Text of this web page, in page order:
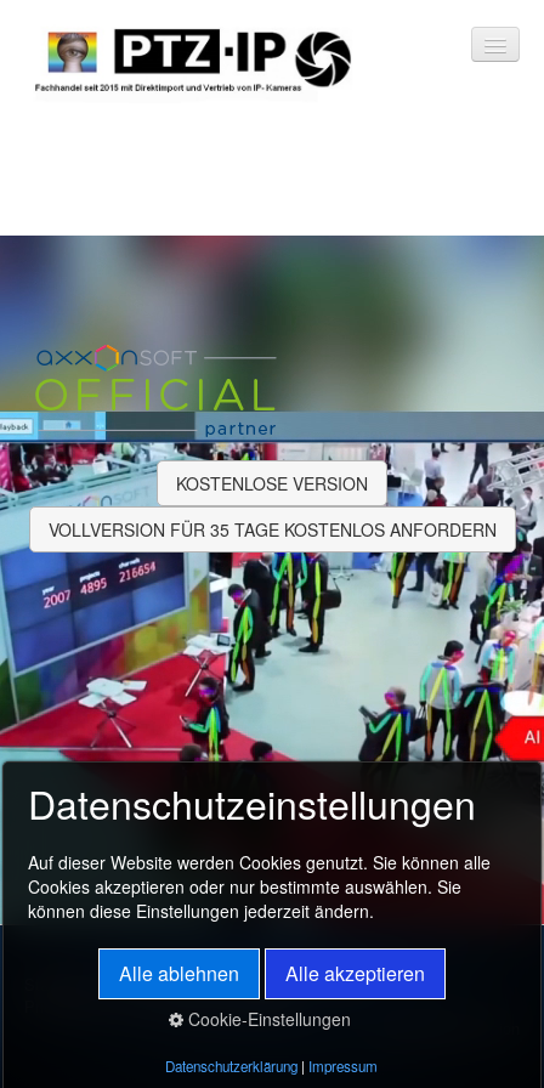
Axxon Soft
Über Axxon Soft
Axxon One Lizenzen
Axxon Net
Urheber der Videos
Fachwissen
Support
Kundenkonto
KOSTENLOSE VERSION
VOLLVERSION FÜR 35 TAGE KOSTENLOS ANFORDERN
Shop Support Impressum
AGB
Privatsphäre und Datenschutzerklärung
Datenschutzeinstellungen
Auf dieser Website werden Cookies genutzt. Sie können alle
Cookies akzeptieren oder nur bestimmte auswählen. Sie
können diese Einstellungen jederzeit ändern.
Alle ablehnen Alle akzeptieren
Cookie-Einstellungen
Datenschutzerklärung | Impressum